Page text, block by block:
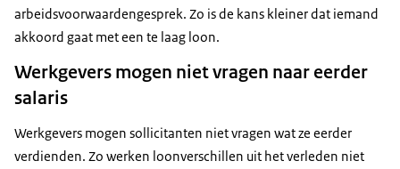
arbeidsvoorwaardengesprek. Zo is de kans kleiner dat iemand
akkoord gaat met een te laag loon.
Werkgevers mogen niet vragen naar eerder
salaris
Werkgevers mogen sollicitanten niet vragen wat ze eerder
verdienden. Zo werken loonverschillen uit het verleden niet